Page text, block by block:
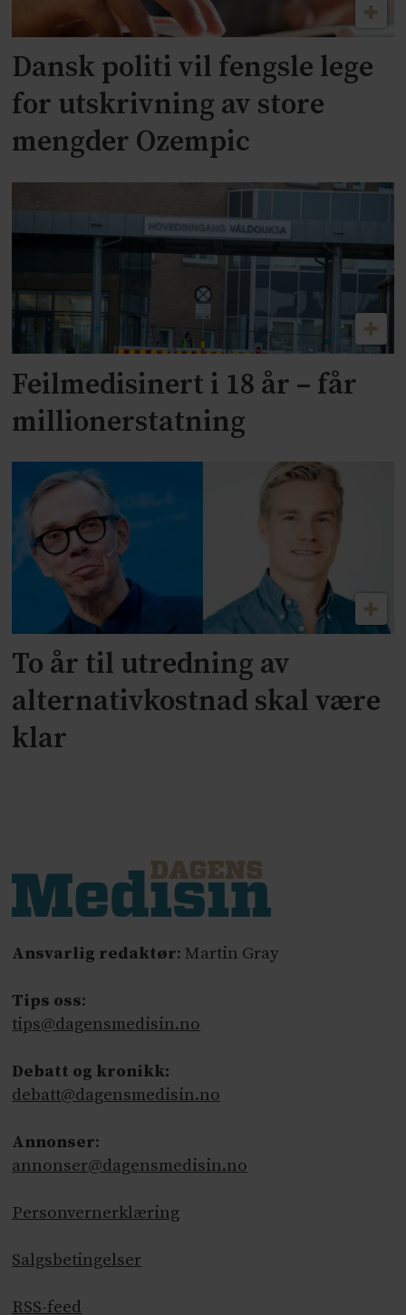
Dansk politi vil fengsle lege
for utskrivning av store
mengder Ozempic
Feilmedisinert i 18 år – får
millionerstatning
To år til utredning av
alternativkostnad skal være
klar
Ansvarlig redaktør: Martin Gray
Tips oss:
tips@dagensmedisin.no
Debatt og kronikk:
debatt@dagensmedisin.no
Annonser:
annonser@dagensmedisin.no
Personvernerklæring
Salgsbetingelser
RSS-feed